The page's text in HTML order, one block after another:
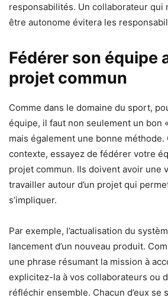
responsabilités. Un collaborateur qui
être autonome évitera les
Fédérer son équipe
projet commun
Comme dans le domaine du sport,
équipe, il faut non seulement un bon
mais également une bonne méthode.
contexte, essayez de fédérer votre
projet commun. Ils doivent avoir une
travailler autour d’un projet qui
s’impliquer.
Par exemple, l’actualisation du
lancement d’un nouveau produit.
une phrase résumant la mission à
explicitez-la à vos collaborateurs ou
réfléchir ensemble. Chacun d’eux se